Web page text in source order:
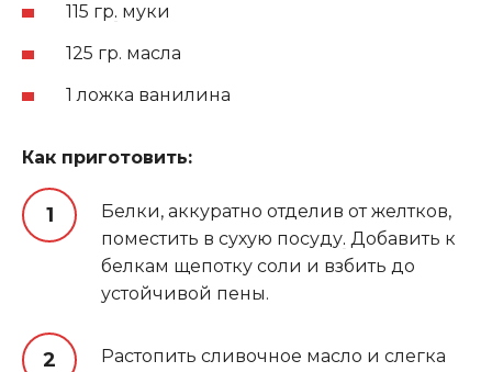
115 гр. муки
125 гр. масла
1 ложка ванилина
Как приготовить:
Белки, аккуратно отделив от желтков,
поместить в сухую посуду. Добавить к
белкам щепотку соли и взбить до
устойчивой пены.
Растопить сливочное масло и слегка